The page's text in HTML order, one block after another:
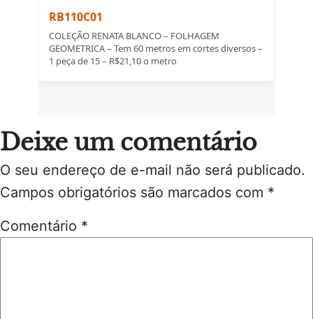
RB110C01
COLEÇÃO RENATA BLANCO – FOLHAGEM
GEOMETRICA – Tem 60 metros em cortes diversos –
1 peça de 15 – R$21,10 o metro
Deixe um comentário
O seu endereço de e-mail não será publicado.
Campos obrigatórios são marcados com *
Comentário *